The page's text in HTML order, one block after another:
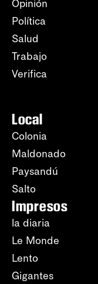
Opinión
Política
Salud
Trabajo
Verifica
Local
Colonia
Maldonado
Paysandú
Salto
Impresos
la diaria
Le Monde
Lento
Gigantes